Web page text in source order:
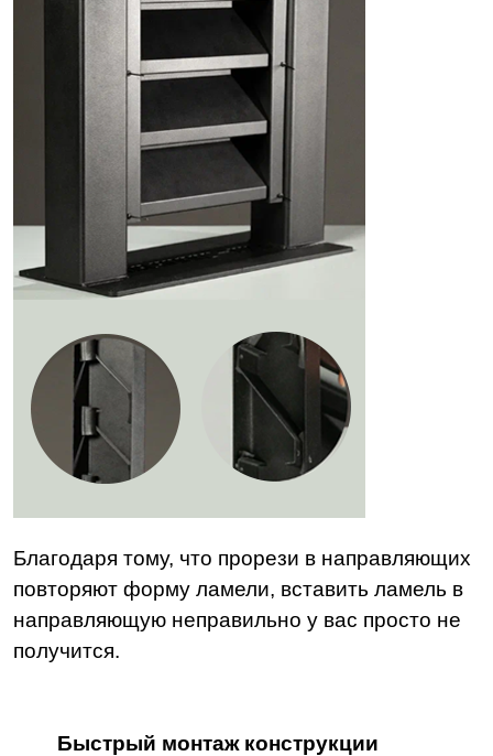
Благодаря тому, что прорези в направляющих
повторяют форму ламели, вставить ламель в
направляющую неправильно у вас просто не
получится.
Быстрый монтаж конструкции